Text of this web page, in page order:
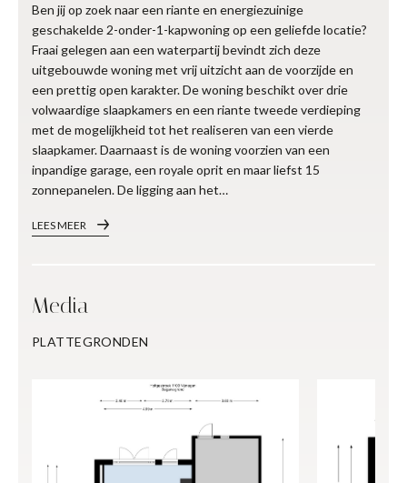
Ben jij op zoek naar een riante en energiezuinige
geschakelde 2-onder-1-kapwoning op een geliefde locatie?
Fraai gelegen aan een waterpartij bevindt zich deze
uitgebouwde woning met vrij uitzicht aan de voorzijde en
een prettig open karakter. De woning beschikt over drie
volwaardige slaapkamers en een riante tweede verdieping
met de mogelijkheid tot het realiseren van een vierde
slaapkamer. Daarnaast is de woning voorzien van een
inpandige garage, een royale oprit en maar liefst 15
zonnepanelen. De ligging aan het…
LEES MEER
Media
PLATTEGRONDEN